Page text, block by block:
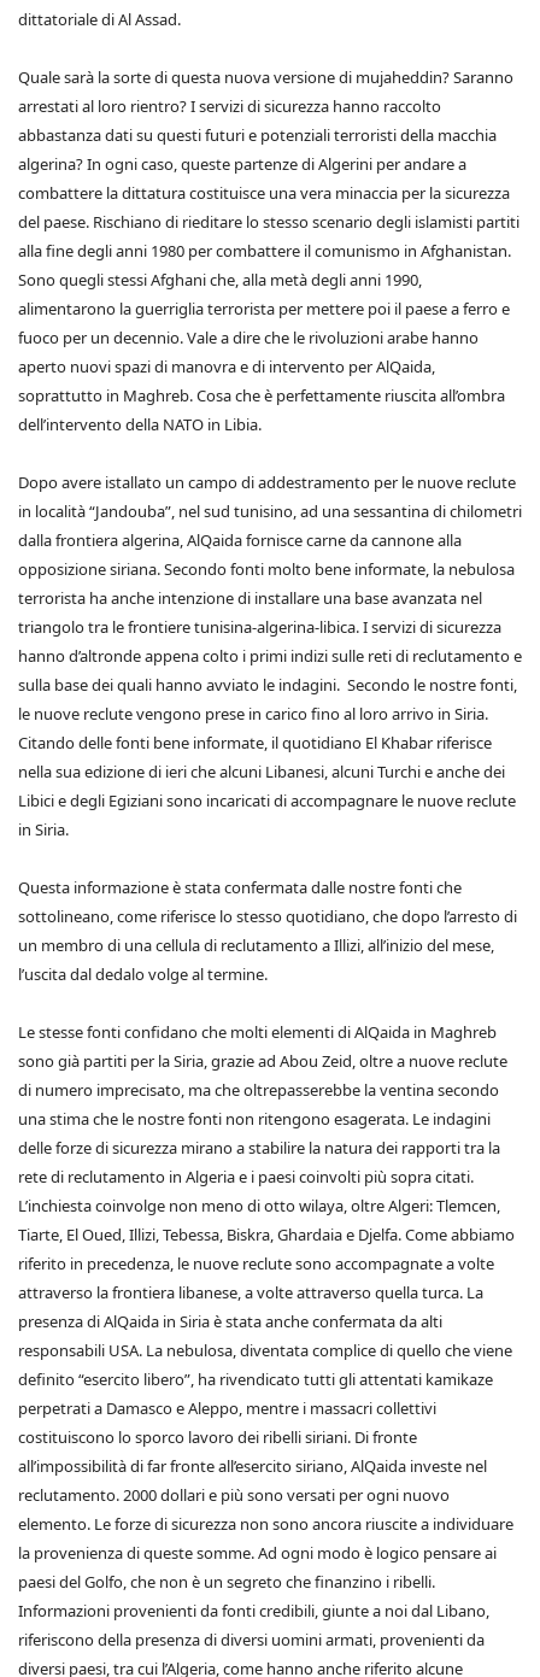
dittatoriale di Al Assad.
Quale sarà la sorte di questa nuova versione di mujaheddin? Saranno
arrestati al loro rientro? I servizi di sicurezza hanno raccolto
abbastanza dati su questi futuri e potenziali terroristi della macchia
algerina? In ogni caso, queste partenze di Algerini per andare a
combattere la dittatura costituisce una vera minaccia per la sicurezza
del paese. Rischiano di rieditare lo stesso scenario degli islamisti partiti
alla fine degli anni 1980 per combattere il comunismo in Afghanistan.
Sono quegli stessi Afghani che, alla metà degli anni 1990,
alimentarono la guerriglia terrorista per mettere poi il paese a ferro e
fuoco per un decennio. Vale a dire che le rivoluzioni arabe hanno
aperto nuovi spazi di manovra e di intervento per AlQaida,
soprattutto in Maghreb. Cosa che è perfettamente riuscita all’ombra
dell’intervento della NATO in Libia.
Dopo avere istallato un campo di addestramento per le nuove reclute
in località “Jandouba”, nel sud tunisino, ad una sessantina di chilometri
dalla frontiera algerina, AlQaida fornisce carne da cannone alla
opposizione siriana. Secondo fonti molto bene informate, la nebulosa
terrorista ha anche intenzione di installare una base avanzata nel
triangolo tra le frontiere tunisina-algerina-libica. I servizi di sicurezza
hanno d’altronde appena colto i primi indizi sulle reti di reclutamento e
sulla base dei quali hanno avviato le indagini. Secondo le nostre fonti,
le nuove reclute vengono prese in carico fino al loro arrivo in Siria.
Citando delle fonti bene informate, il quotidiano El Khabar riferisce
nella sua edizione di ieri che alcuni Libanesi, alcuni Turchi e anche dei
Libici e degli Egiziani sono incaricati di accompagnare le nuove reclute
in Siria.
Questa informazione è stata confermata dalle nostre fonti che
sottolineano, come riferisce lo stesso quotidiano, che dopo l’arresto di
un membro di una cellula di reclutamento a Illizi, all’inizio del mese,
l’uscita dal dedalo volge al termine.
Le stesse fonti confidano che molti elementi di AlQaida in Maghreb
sono già partiti per la Siria, grazie ad Abou Zeid, oltre a nuove reclute
di numero imprecisato, ma che oltrepasserebbe la ventina secondo
una stima che le nostre fonti non ritengono esagerata. Le indagini
delle forze di sicurezza mirano a stabilire la natura dei rapporti tra la
rete di reclutamento in Algeria e i paesi coinvolti più sopra citati.
L’inchiesta coinvolge non meno di otto wilaya, oltre Algeri: Tlemcen,
Tiarte, El Oued, Illizi, Tebessa, Biskra, Ghardaia e Djelfa. Come abbiamo
riferito in precedenza, le nuove reclute sono accompagnate a volte
attraverso la frontiera libanese, a volte attraverso quella turca. La
presenza di AlQaida in Siria è stata anche confermata da alti
responsabili USA. La nebulosa, diventata complice di quello che viene
definito “esercito libero”, ha rivendicato tutti gli attentati kamikaze
perpetrati a Damasco e Aleppo, mentre i massacri collettivi
costituiscono lo sporco lavoro dei ribelli siriani. Di fronte
all’impossibilità di far fronte all’esercito siriano, AlQaida investe nel
reclutamento. 2000 dollari e più sono versati per ogni nuovo
elemento. Le forze di sicurezza non sono ancora riuscite a individuare
la provenienza di queste somme. Ad ogni modo è logico pensare ai
paesi del Golfo, che non è un segreto che finanzino i ribelli.
Informazioni provenienti da fonti credibili, giunte a noi dal Libano,
riferiscono della presenza di diversi uomini armati, provenienti da
diversi paesi, tra cui l’Algeria, come hanno anche riferito alcune